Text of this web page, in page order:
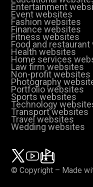
Entertainment
Event websites
Fashion websites
Finance websites
Fitness websites
Food and
Health websites
Home services
Law firm websites
Non-profit websites
Photography
Portfolio websites
Sports websites
Technology
Transport websites
Travel websites
Wedding websites
© Copyright – Made